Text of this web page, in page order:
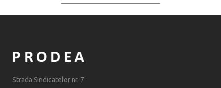
Strada Sindicatelor nr. 7